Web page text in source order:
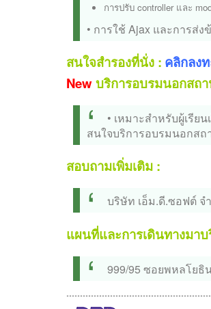
การปรับ controller และ
• การใช้ Ajax และการส่ง
สนใจสำรองที่นั่ง : คลิกลง
Newบริการอบรมนอกสถ
• เหมาะสำหรับผู้เรี
สนใจบริการอบรมนอกสถ
สอบถามเพิ่มเติม :
บริษัท เอ็ม.ดี.ซอฟต์ จ
แผนที่และการเดินทางมา
999/95 ซอยพหลโยธิ